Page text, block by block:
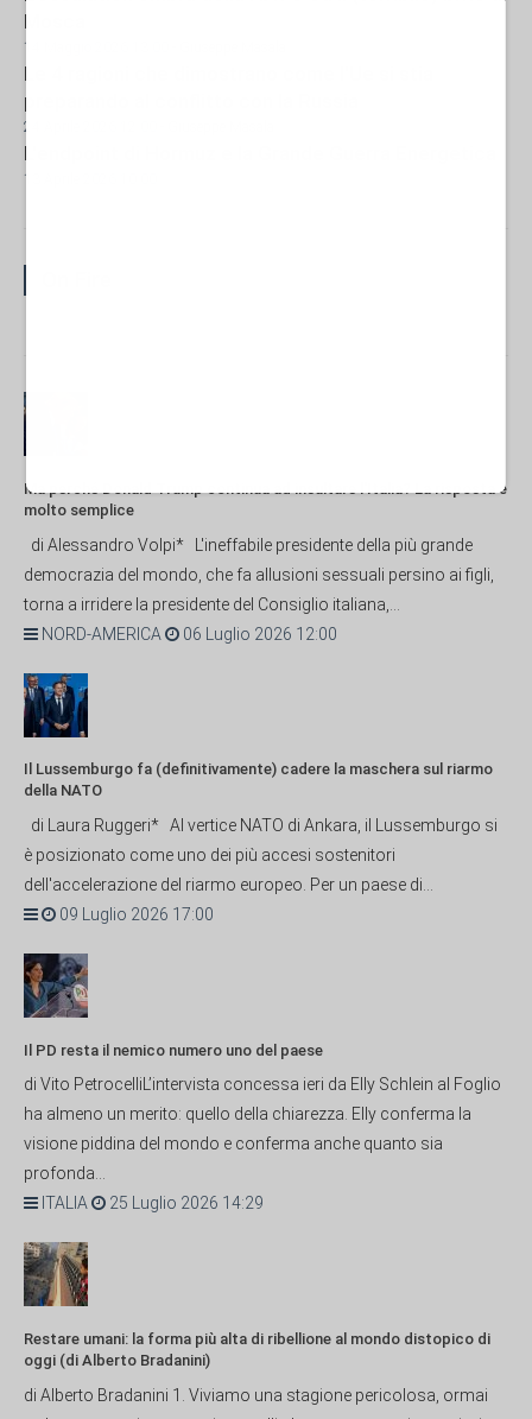
Mosca
14 Maggio 2026 13:00
Le 4 ragioni che dimostrano come l'Ue si stia
preparando al conflitto con la Russia
24 Aprile 2026 12:00
L'endpoint di Hormuz e la Grande Guerra Energetica
13 Aprile 2026 10:00
Ma perché Donald Trump continua ad insultare l'Italia? La risposta è
molto semplice
di Alessandro Volpi* L'ineffabile presidente della più grande
democrazia del mondo, che fa allusioni sessuali persino ai figli,
torna a irridere la presidente del Consiglio italiana,...
NORD-AMERICA
06 Luglio 2026 12:00
Il Lussemburgo fa (definitivamente) cadere la maschera sul riarmo
della NATO
di Laura Ruggeri* Al vertice NATO di Ankara, il Lussemburgo si
è posizionato come uno dei più accesi sostenitori
dell'accelerazione del riarmo europeo. Per un paese di...
09 Luglio 2026 17:00
Il PD resta il nemico numero uno del paese
di Vito PetrocelliL’intervista concessa ieri da Elly Schlein al Foglio
ha almeno un merito: quello della chiarezza. Elly conferma la
visione piddina del mondo e conferma anche quanto sia
profonda...
ITALIA
25 Luglio 2026 14:29
Restare umani: la forma più alta di ribellione al mondo distopico di
oggi (di Alberto Bradanini)
di Alberto Bradanini 1. Viviamo una stagione pericolosa, ormai